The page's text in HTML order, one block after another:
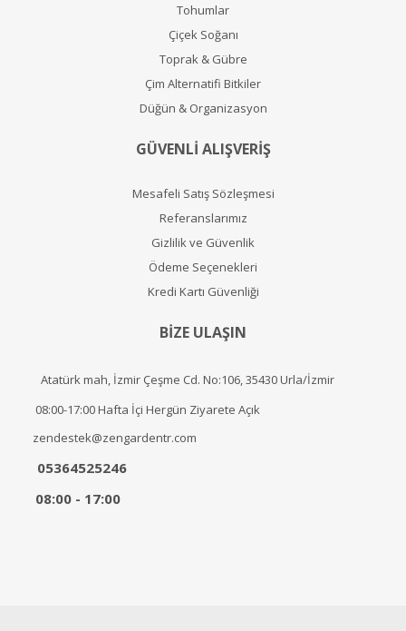
Tohumlar
Çiçek Soğanı
Toprak & Gübre
Çim Alternatifi Bitkiler
Düğün & Organizasyon
GÜVENLİ ALIŞVERİŞ
Mesafeli Satış Sözleşmesi
Referanslarımız
Gizlilik ve Güvenlik
Ödeme Seçenekleri
Kredi Kartı Güvenliği
BİZE ULAŞIN
Atatürk mah, İzmir Çeşme Cd. No:106, 35430 Urla/İzmir
08:00-17:00 Hafta İçi Hergün Ziyarete Açık
zendestek@zengardentr.com
05364525246
08:00 - 17:00